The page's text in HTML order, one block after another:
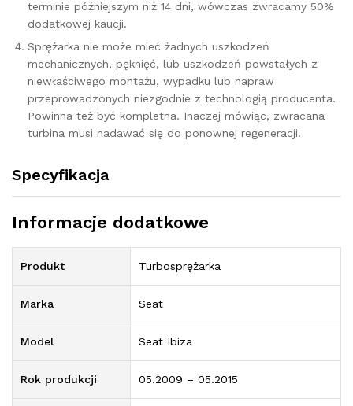
terminie późniejszym niż 14 dni, wówczas zwracamy 50%
dodatkowej kaucji.
Sprężarka nie może mieć żadnych uszkodzeń
mechanicznych, pęknięć, lub uszkodzeń powstałych z
niewłaściwego montażu, wypadku lub napraw
przeprowadzonych niezgodnie z technologią producenta.
Powinna też być kompletna. Inaczej mówiąc, zwracana
turbina musi nadawać się do ponownej regeneracji.
Specyfikacja
Informacje dodatkowe
Produkt Turbosprężarka
Marka Seat
Model Seat Ibiza
Rok produkcji 05.2009 – 05.2015